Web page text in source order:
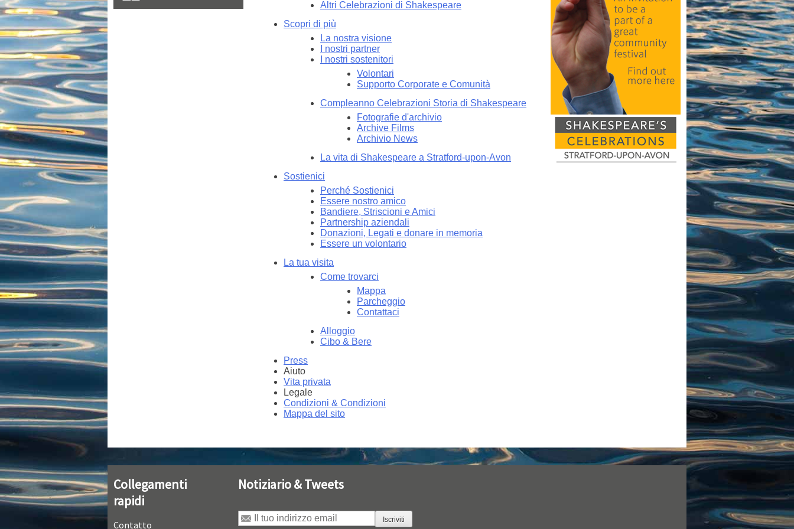
Altri Celebrazioni di Shakespeare
Scopri di più
La nostra visione
I nostri partner
I nostri sostenitori
Volontari
Supporto Corporate e Comunità
Compleanno Celebrazioni Storia di Shakespeare
Fotografie d'archivio
Archive Films
Archivio News
La vita di Shakespeare a Stratford-upon-Avon
Sostienici
Perché Sostienici
Essere nostro amico
Bandiere, Striscioni e Amici
Partnership aziendali
Donazioni, Legati e donare in memoria
Essere un volontario
La tua visita
Come trovarci
Mappa
Parcheggio
Contattaci
Alloggio
Cibo & Bere
Press
Aiuto
Vita privata
Legale
Condizioni & Condizioni
Mappa del sito
Collegamenti
rapidi
Contatto
Notiziario & Tweets